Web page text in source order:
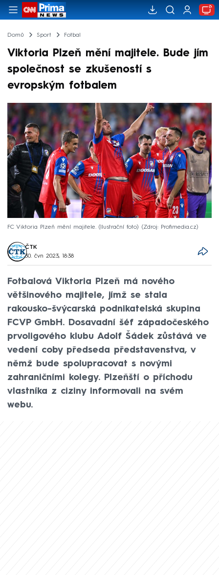
Domů Sport Fotbal
Viktoria Plzeň mění majitele. Bude jím
společnost se zkušeností s
evropským fotbalem
FC Viktoria Plzeň mění majitele. (Ilustrační foto) Zdroj: Profimedia.cz
ČTK
30. čvn 2023, 18:38
Fotbalová Viktoria Plzeň má nového
většinového majitele, jímž se stala
rakousko-švýcarská podnikatelská skupina
FCVP GmbH. Dosavadní šéf západočeského
prvoligového klubu Adolf Šádek zůstává ve
vedení coby předseda představenstva, v
němž bude spolupracovat s novými
zahraničními kolegy. Plzeňští o příchodu
vlastníka z ciziny informovali na svém
webu.